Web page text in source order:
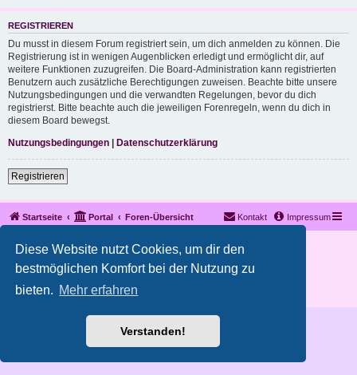
Diese Website nutzt Cookies, um dir den
bestmöglichen Komfort bei der Nutzung zu
bieten. Mehr erfahren
Verstanden!
REGISTRIEREN
Du musst in diesem Forum registriert sein, um dich anmelden zu können. Die
Registrierung ist in wenigen Augenblicken erledigt und ermöglicht dir, auf
weitere Funktionen zuzugreifen. Die Board-Administration kann registrierten
Benutzern auch zusätzliche Berechtigungen zuweisen. Beachte bitte unsere
Nutzungsbedingungen und die verwandten Regelungen, bevor du dich
registrierst. Bitte beachte auch die jeweiligen Forenregeln, wenn du dich in
diesem Board bewegst.
Nutzungsbedingungen | Datenschutzerklärung
Registrieren
Startseite Portal Foren-Übersicht Impressum
Kontakt
Copyright © 2012 - 2026 All rights reserved.
Powered by phpBB ® Forum Software © phpBB Limited
phpBB.de
Datenschutz